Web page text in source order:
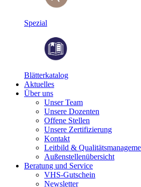
Spezial
Blätterkatalog
Aktuelles
Über uns
Unser Team
Unsere Dozenten
Offene Stellen
Unsere Zertifizierung
Kontakt
Leitbild &
Außenstellenübersicht
Beratung und Service
VHS-Gutschein
Newsletter